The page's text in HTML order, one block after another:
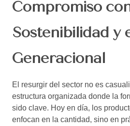
Compromiso
Sostenibilidad y
Generacional
El resurgir del sector no es
estructura organizada donde la
sido clave. Hoy en día, los
enfocan en la cantidad, sino en